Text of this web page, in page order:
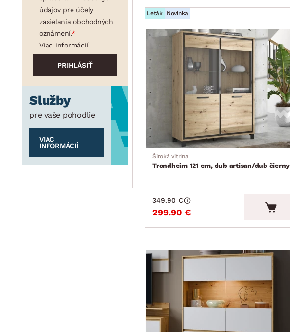
údajov pre účely
zasielania obchodných
oznámení.
Viac informácií
Služby
pre vaše pohodlie
VIAC
INFORMÁCIÍ
Leták Novinka
Široká vitrína
Trondheim 121 cm, dub artisan/dub čierny
299.90 €
349.90 €